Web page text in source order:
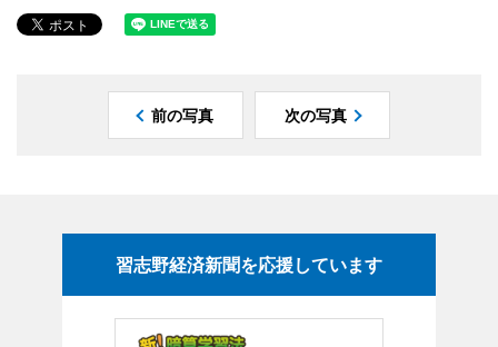
前の写真 次の写真
習志野経済新聞を応援しています